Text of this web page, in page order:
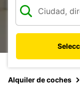
Alquiler de coches